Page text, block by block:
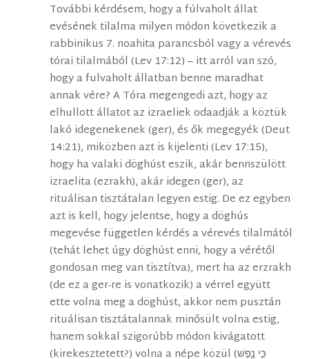
További kérdésem, hogy a fúlvaholt állat
evésének tilalma milyen módon következik a
rabbinikus 7. noahita parancsból vagy a vérevés
tórai tilalmából (Lev 17:12) – itt arról van szó,
hogy a fulvaholt állatban benne maradhat
annak vére? A Tóra megengedi azt, hogy az
elhullott állatot az izraeliek odaadják a köztük
lakó idegenekenek (ger), és ők megegyék (Deut
14:21), miközben azt is kijelenti (Lev 17:15),
hogy ha valaki döghúst eszik, akár bennszülött
izraelita (ezrakh), akár idegen (ger), az
rituálisan tisztátalan legyen estig. De ez egyben
azt is kell, hogy jelentse, hogy a döghús
megevése független kérdés a vérevés tilalmától
(tehát lehet úgy döghúst enni, hogy a vérétől
gondosan meg van tisztítva), mert ha az erzrakh
(de ez a ger-re is vonatkozik) a vérrel együtt
ette volna meg a döghúst, akkor nem pusztán
rituálisan tisztátalannak minősült volna estig,
hanem sokkal szigorúbb módon kivágatott
(kirekesztetett?) volna a népe közül (כִּ֣י נֶ֤פֶשׁ